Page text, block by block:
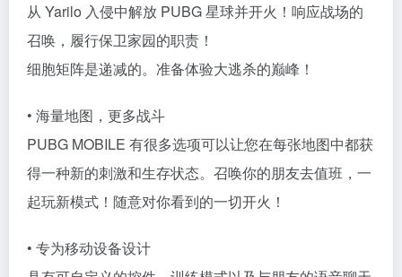
从 Yarilo 入侵中解放 PUBG 星球并开火！响应战场的
召唤，履行保卫家园的职责！
细胞矩阵是递减的。准备体验大逃杀的巅峰！
• 海量地图，更多战斗
PUBG MOBILE 有很多选项可以让您在每张地图中都获
得一种新的刺激和生存状态。召唤你的朋友去值班，一
起玩新模式！随意对你看到的一切开火！
• 专为移动设备设计